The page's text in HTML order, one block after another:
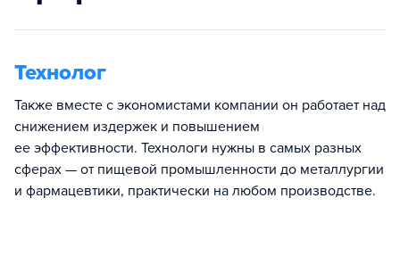
Технолог
Также вместе с экономистами компании он работает над
снижением издержек и повышением
ее эффективности. Технологи нужны в самых разных
сферах — от пищевой промышленности до металлургии
и фармацевтики, практически на любом производстве.